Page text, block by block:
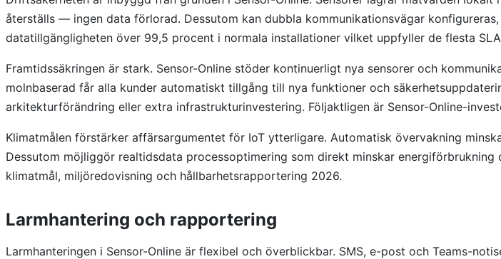
återställs — ingen data förlorad. Dessutom kan dubbla kommunikationsvägar
datatillgängligheten över 99,5 procent i normala installationer vilket uppfyller de flesta
Framtidssäkringen är stark. Sensor-Online stöder kontinuerligt nya sensorer och
molnbaserad får alla kunder automatiskt tillgång till nya funktioner och
arkitekturförändring eller extra infrastrukturinvestering. Följaktligen är Sensor-Online-
Klimatmålen förstärker affärsargumentet för IoT ytterligare. Automatisk övervakning
Dessutom möjliggör realtidsdata processoptimering som direkt minskar
klimatmål, miljöredovisning och hållbarhetsrapportering 2026.
Larmhantering och rapportering
Larmhanteringen i Sensor-Online är flexibel och överblickbar. SMS, e-post och Teams-